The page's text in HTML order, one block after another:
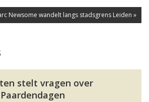
Newsome wandelt langs stadsgrens Leiden »
stelt vragen over